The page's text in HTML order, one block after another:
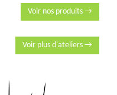
Voir nos produits →
Voir plus d'ateliers →